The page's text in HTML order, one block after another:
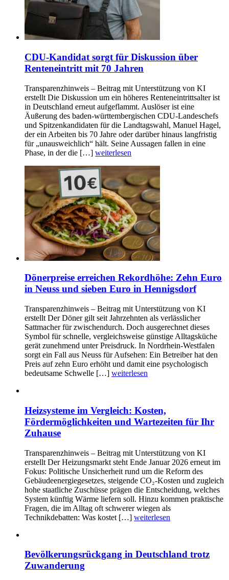
CDU-Kandidat sorgt für Diskussion über
Renteneintritt mit 70 Jahren
Transparenzhinweis – Beitrag mit Unterstützung von KI
erstellt Die Diskussion um ein höheres Renteneintrittsalter ist
in Deutschland erneut aufgeflammt. Auslöser ist eine
Äußerung des baden-württembergischen CDU-Landeschefs
und Spitzenkandidaten für die Landtagswahl, Manuel Hagel,
der ein Arbeiten bis 70 Jahre oder darüber hinaus langfristig
für „unausweichlich“ hält. Seine Aussagen fallen in eine
Phase, in der die […] weiterlesen
Dönerpreise erreichen Rekordhöhe: Zehn Euro
in Neuss und sieben Euro in Hennigsdorf
Transparenzhinweis – Beitrag mit Unterstützung von KI
erstellt Der Döner gilt seit Jahrzehnten als verlässlicher
Sattmacher für zwischendurch. Doch ausgerechnet dieses
Symbol für schnelle, vergleichsweise günstige Alltagsküche
gerät zunehmend unter Preisdruck. In Nordrhein-Westfalen
sorgt ein Fall aus Neuss für Aufsehen: Ein Betreiber hat den
Preis auf zehn Euro erhöht und damit eine psychologisch
bedeutsame Schwelle […] weiterlesen
Heizsysteme im Vergleich: Kosten,
Fördermöglichkeiten und Wartezeiten für Ihr
Zuhause
Transparenzhinweis – Beitrag mit Unterstützung von KI
erstellt Der Heizungsmarkt steht Ende Januar 2026 erneut im
Fokus: Politische Unsicherheit rund um die Reform des
Gebäudeenergiegesetzes, steigende CO₂-Kosten und zugleich
hohe staatliche Zuschüsse prägen die Entscheidung, welches
System künftig Wärme liefern soll. Hinzu kommen praktische
Fragen, die im Alltag oft schwerer wiegen als
Technikdebatten: Was kostet […] weiterlesen
Bevölkerungsrückgang in Deutschland trotz
Zuwanderung